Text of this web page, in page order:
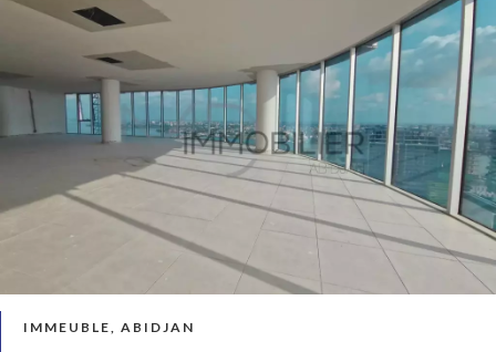
IMMEUBLE, ABIDJAN